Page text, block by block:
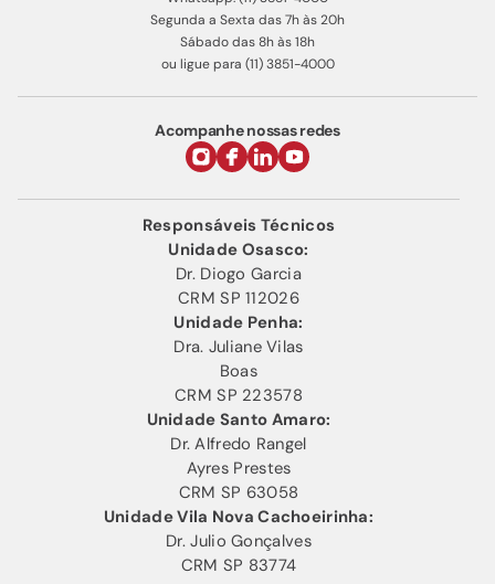
Segunda a Sexta das 7h às 20h
Sábado das 8h às 18h
ou ligue para (11) 3851-4000
Acompanhe nossas redes
Responsáveis Técnicos
Unidade Osasco:
Dr. Diogo Garcia
CRM SP 112026
Unidade Penha:
Dra. Juliane Vilas
Boas
CRM SP 223578
Unidade Santo Amaro:
Dr. Alfredo Rangel
Ayres Prestes
CRM SP 63058
Unidade Vila Nova Cachoeirinha:
Dr. Julio Gonçalves
CRM SP 83774